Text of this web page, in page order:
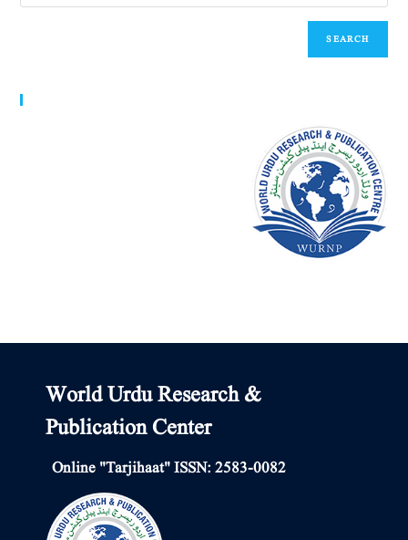
SEARCH
World Urdu Research &
Publication Center
Online "Tarjihaat" ISSN: 2583-0082